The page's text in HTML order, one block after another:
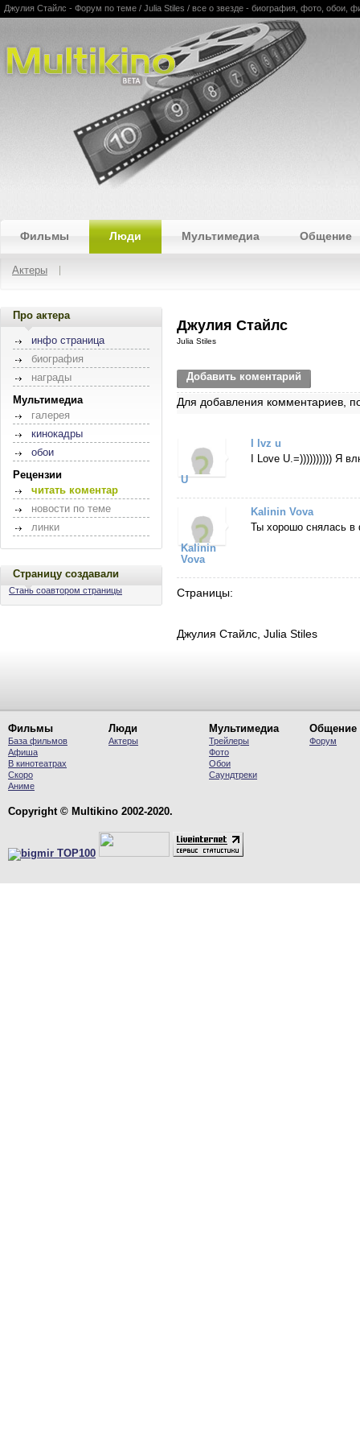
Multikino
Джулия Стайлс - Форум по теме / Julia Stiles / все о звезде - биография, фото, обои,
Фильмы Люди Мультимедиа Общение
Актеры
Про актера
инфо страница
биография
награды
Мультимедиа
галерея
кинокадры
обои
Рецензии
читать коментар
новости по теме
линки
Страницу создавали
Стань соавтором страницы
Джулия Стайлс
Julia Stiles
Добавить коментарий
Для добавления комментариев,
U
I lvz u
I Love U.=)))))))))) Я
Kalinin
Vova
Kalinin Vova
Ты хорошо снялась
Страницы:
Джулия Стайлс, Julia Stiles
Фильмы
База фильмов
Афиша
В кинотеатрах
Скоро
Аниме
Люди
Актеры
Мультимедиа
Трейлеры
Фото
Обои
Саундтреки
Общение
Форум
Copyright © Multikino 2002-2020.